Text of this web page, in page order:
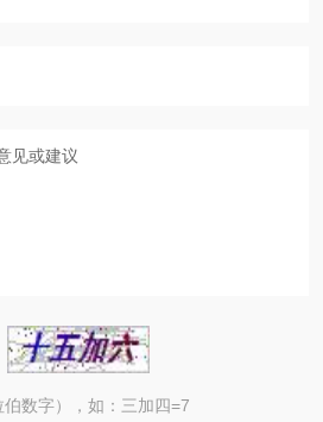
数字），如：三加四=7